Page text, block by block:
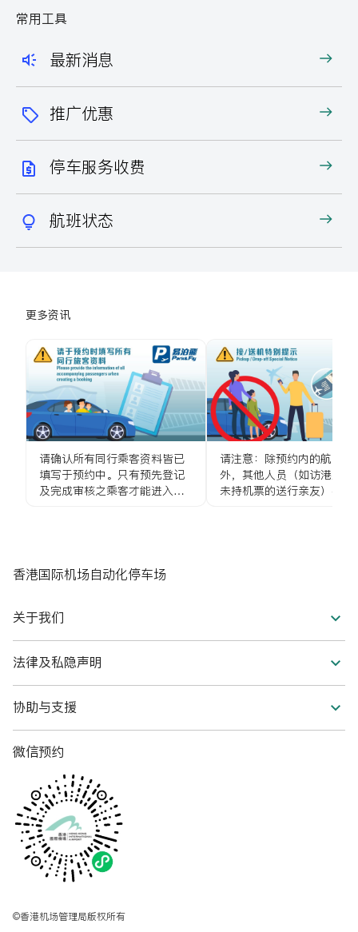
常用工具
最新消息
推广优惠
停车服务收费
航班状态
更多资讯
请确认所有同行乘客资料皆已
填写于预约中。只有预先登记
及完成审核之乘客才能进入停
请注意：除预约内的航空旅
外，其他人员（如访港旅客
未持机票的送行亲友）不得
香港国际机场自动化停车场
关于我们
香港机场管理局
法律及私隐声明
私隐政策
条款及细则
协助与支援
联络我们
常见问题
微信预约
©香港机场管理局版权所有